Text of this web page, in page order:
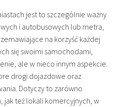
jest to szczególnie ważny
i autobusowych lub metra,
na korzyść każdej
się swoimi samochodami,
ale w nieco innym aspekcie.
drogi dojazdowe oraz
Dotyczy to zarówno
jak też lokali komercyjnych, w